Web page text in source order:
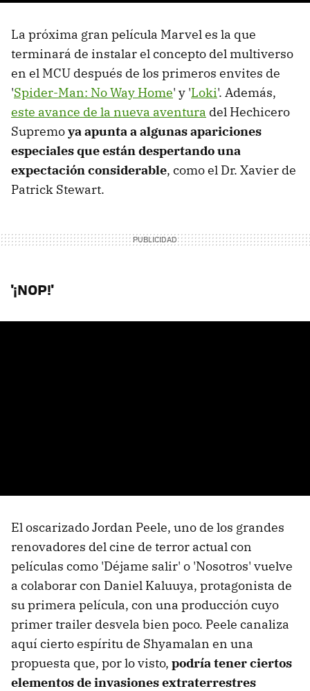
La próxima gran película Marvel es la que
terminará de instalar el concepto del multiverso
en el MCU después de los primeros envites de
'Spider-Man: No Way Home' y 'Loki'. Además,
este avance de la nueva aventura del Hechicero
Supremoya apunta a algunas apariciones
especiales que están despertando una
expectación considerable, como el Dr. Xavier de
Patrick Stewart.
'¡NOP!'
El oscarizado Jordan Peele, uno de los grandes
renovadores del cine de terror actual con
películas como 'Déjame salir' o 'Nosotros' vuelve
a colaborar con Daniel Kaluuya, protagonista de
su primera película, con una producción cuyo
primer trailer desvela bien poco. Peele canaliza
aquí cierto espíritu de Shyamalan en una
propuesta que, por lo visto, podría tener ciertos
elementos de invasiones extraterrestres